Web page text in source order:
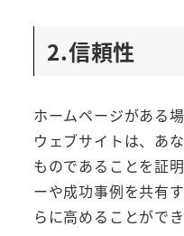
2.信頼性
ホームページがある
ウェブサイトは、あ
ものであることを証
ーや成功事例を共有
らに高めることができ